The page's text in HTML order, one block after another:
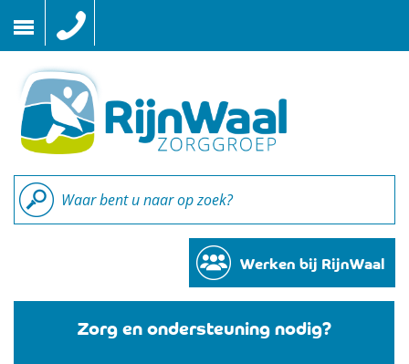
inhoud
Werken bij RijnWaal
Zorg en ondersteuning nodig?